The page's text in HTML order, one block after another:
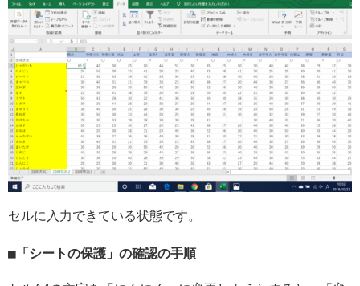
セルに入力できている状態です。
「シートの保護」の確認の手順